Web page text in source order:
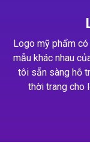
Logo mỹ phẩm
mẫu khác nhau
tôi sẵn sàng hỗ
thời trang cho